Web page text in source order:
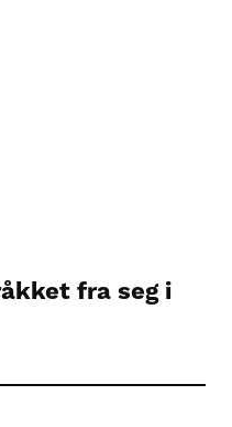
fra seg i